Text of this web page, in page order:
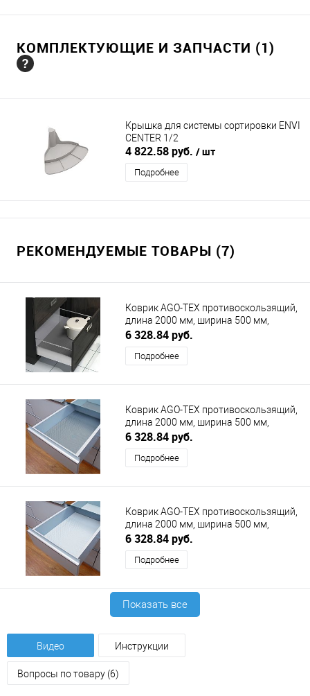
КОМПЛЕКТУЮЩИЕ И ЗАПЧАСТИ (1)
Крышка для системы сортировки ENVI
CENTER 1/2
4 822.58 руб. / шт
Подробнее
РЕКОМЕНДУЕМЫЕ ТОВАРЫ (7)
Коврик AGO-TEX противоскользящий,
длина 2000 мм, ширина 500 мм,
толщина 1.2, антрацит AGOFORM
(АГОФОРМ)
6 328.84 руб.
Подробнее
Коврик AGO-TEX противоскользящий,
длина 2000 мм, ширина 500 мм,
толщина 1.2, серый AGOFORM
(АГОФОРМ)
6 328.84 руб.
Подробнее
Коврик AGO-TEX противоскользящий,
длина 2000 мм, ширина 500 мм,
толщина 1.2 мм, белый AGOFORM
(АГОФОРМ)
6 328.84 руб.
Подробнее
Показать все
Видео Инструкции
Вопросы по товару (6)